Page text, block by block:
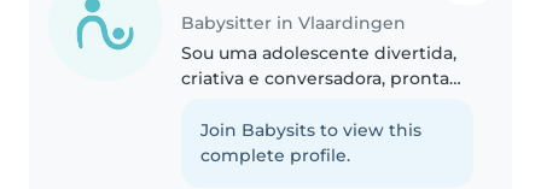
Babysitter in Vlaardingen
Sou uma adolescente divertida,
criativa e conversadora, pronta
Tenho experiência com crianças
em idade pré-escolar e estou
Join Babysits to view this
complete profile.